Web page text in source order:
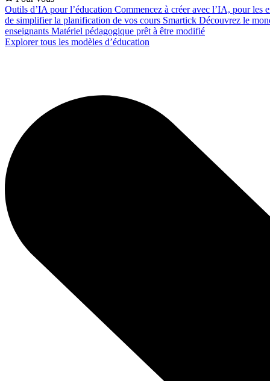
Outils d’IA pour l’éducation Commencez à créer avec l’IA, pour les
de simplifier la planification de vos cours Smartick Découvrez le
enseignants Matériel pédagogique prêt à être modifié
Explorer tous les modèles d’éducation